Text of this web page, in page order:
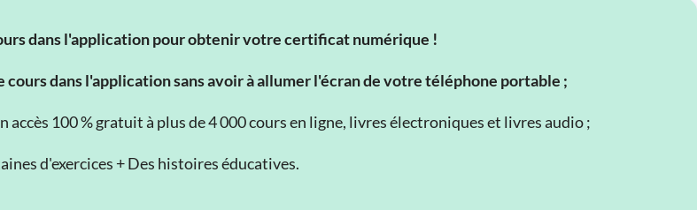
dans l'application pour obtenir votre certificat numérique !
cours dans l'application sans avoir à allumer l'écran de votre téléphone portable ;
accès 100 % gratuit à plus de 4 000 cours en ligne, livres électroniques et livres audio ;
d'exercices + Des histoires éducatives.